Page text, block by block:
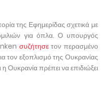
της Εφημερίδας σχετικά με
για όπλα. Ο υπουργός
συζήτησετον περασμένο
εξοπλισμό της Ουκρανίας
Ουκρανία πρέπει να επιδιώξει